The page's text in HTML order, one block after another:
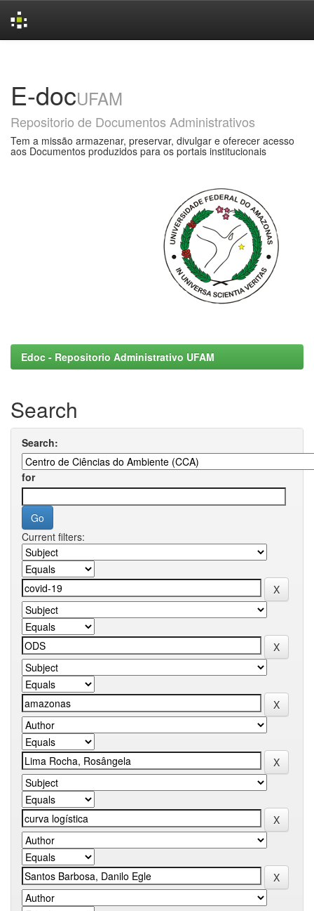
E-docUFAM
Repositorio de Documentos Administrativos
Tem a missão armazenar, preservar, divulgar e oferecer acesso
aos Documentos produzidos para os portais institucionais
Edoc - Repositorio Administrativo UFAM
Search
Search:
for
Current filters: